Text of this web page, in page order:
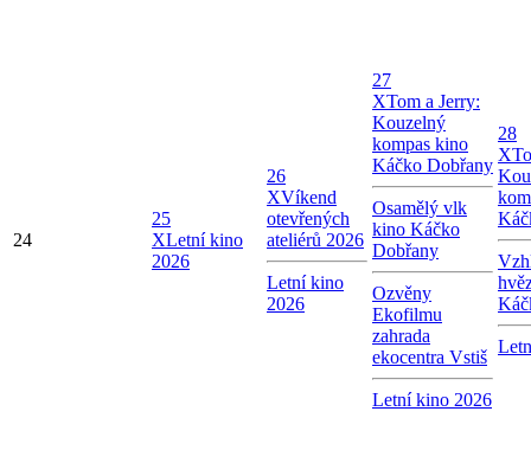
24
25
XLetní kino
2026
26
XVíkend
otevřených
ateliérů 2026
Letní kino
2026
27
XTom a Jerry:
Kouzelný
kompas kino
Káčko Dobřany
Osamělý vlk
kino Káčko
Dobřany
Ozvěny
Ekofilmu
zahrada
ekocentra Vstiš
Letní kino 2026
28
X